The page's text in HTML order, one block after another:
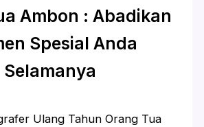
Ambon : Abadikan
Spesial Anda
Selamanya
Ulang Tahun Orang Tua